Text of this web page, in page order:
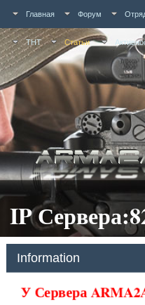
Главная Форум
ТНТ Статьи
IP
Information
У Сервера